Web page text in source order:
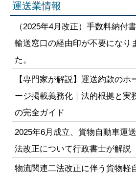
運送業情報
（2025年4月改正）手数料納付
輸送窓口の経由印が不要になり
た。
【専門家が解説】運送約款のホ
ージ掲載義務化｜法的根拠と実
の完全ガイド
2025年6月成立、貨物自動車運
法改正について行政書士が解説
物流関連二法改正に伴う貨物軽